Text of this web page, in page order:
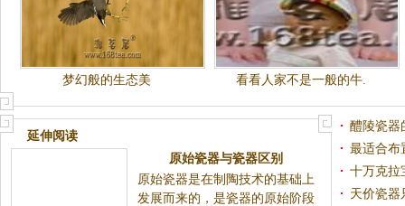
梦幻般的生态美 看看人家不是一般的牛.
延伸阅读
原始瓷器与瓷器区别
原始瓷器是在制陶技术的基础上
发展而来的，是瓷器的原始阶段
醴陵瓷器
最适合布
十万克拉
天价瓷器